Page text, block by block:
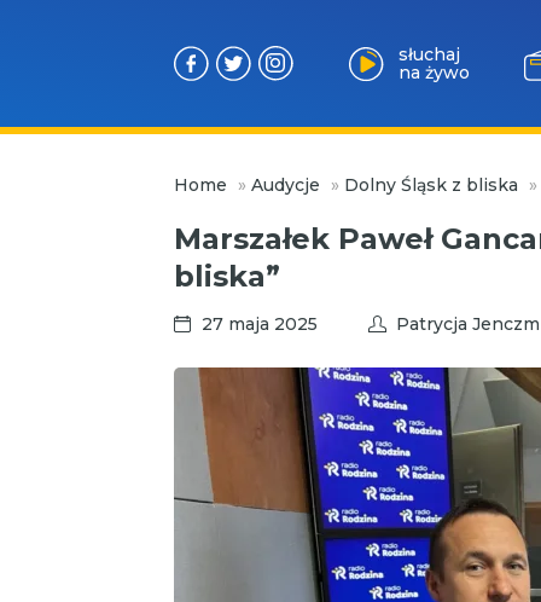
słuchaj
na żywo
Home » Audycje » Dolny Śląsk z bliska »
Marszałek Paweł
bliska”
27 maja 2025 Patrycja